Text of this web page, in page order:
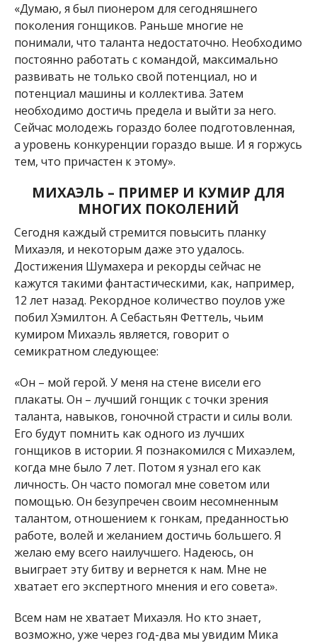
«Думаю, я был пионером для сегодняшнего
поколения гонщиков. Раньше многие не
понимали, что таланта недостаточно. Необходимо
постоянно работать с командой, максимально
развивать не только свой потенциал, но и
потенциал машины и коллектива. Затем
необходимо достичь предела и выйти за него.
Сейчас молодежь гораздо более подготовленная,
а уровень конкуренции гораздо выше. И я горжусь
тем, что причастен к этому».
МИХАЭЛЬ – ПРИМЕР И КУМИР ДЛЯ
МНОГИХ ПОКОЛЕНИЙ
Сегодня каждый стремится повысить планку
Михаэля, и некоторым даже это удалось.
Достижения Шумахера и рекорды сейчас не
кажутся такими фантастическими, как, например,
12 лет назад. Рекордное количество поулов уже
побил Хэмилтон. А Себастьян Феттель, чьим
кумиром Михаэль является, говорит о
семикратном следующее:
«Он – мой герой. У меня на стене висели его
плакаты. Он – лучший гонщик с точки зрения
таланта, навыков, гоночной страсти и силы воли.
Его будут помнить как одного из лучших
гонщиков в истории. Я познакомился с Михаэлем,
когда мне было 7 лет. Потом я узнал его как
личность. Он часто помогал мне советом или
помощью. Он безупречен своим несомненным
талантом, отношением к гонкам, преданностью
работе, волей и желанием достичь большего. Я
желаю ему всего наилучшего. Надеюсь, он
выиграет эту битву и вернется к нам. Мне не
хватает его экспертного мнения и его совета».
Всем нам не хватает Михаэля. Но кто знает,
возможно, уже через год-два мы увидим Мика